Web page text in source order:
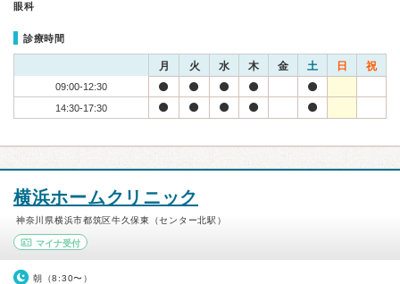
眼科
診療時間
月 火 水 木 金 土 日 祝
09:00-12:30
14:30-17:30
横浜ホームクリニック
神奈川県横浜市都筑区牛久保東（センター北駅）
マイナ受付
朝（8:30〜）